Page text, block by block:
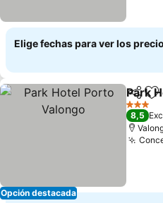
Elige fechas para ver los
Opción destacada
Park
3 Estrellas
8,5